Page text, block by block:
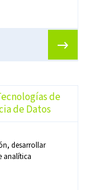
de
de Datos
desarrollar
analítica